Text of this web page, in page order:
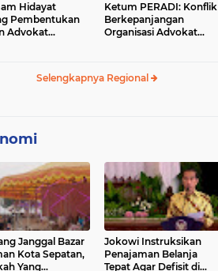
Hidayat
Pembentukan
Advokat
Ketum PERADI: Konflik
Berkepanjangan
Organisasi Advokat
Selengkapnya Regional
Janggal Bazar
Kota Sepatan,
Yang
Jokowi Instruksikan
Penajaman Belanja
Tepat Agar Defisit di